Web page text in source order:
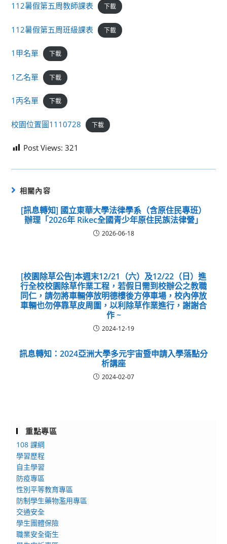
112暑假第五周教師課表
下載
112暑假第五周班級課表 下載
1甲名單 下載
1乙名單 下載
1丙名單 下載
校園位置圖1110728 下載
Post Views: 321
相關內容
[訊息轉知] 國立東華大學法律學系（含原住民專班）
辦理「2026年 Rikec全國青少年原住民族法律營」
2026-06-18
[校園除草公告]本週末12/21（六）及12/22（日）進
行全校校園除草作業工程，若假日需到校辦公之教職
同仁，請勿將車輛停放明德樓後方停車場，校內停放
車輛也勿停靠草皮周圍，以利除草作業進行，謝謝合
作 ~
2024-12-19
訊息轉知：2024亞洲大學多元宇宙暨申請入學落點分
析講座
2024-02-07
重點專區
108 課綱
學習歷程
自主學習
防疫專區
性別平等教育專區
防制學生藥物濫用專區
交通安全
學生團體保險
職業安全衛生